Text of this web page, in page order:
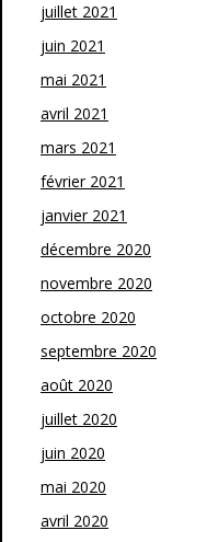
juillet 2021
juin 2021
mai 2021
avril 2021
mars 2021
février 2021
janvier 2021
décembre 2020
novembre 2020
octobre 2020
septembre 2020
août 2020
juillet 2020
juin 2020
mai 2020
avril 2020